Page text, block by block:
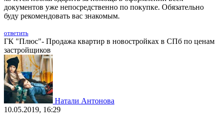
документов уже непосредственно по покупке. Обязательно
буду рекомендовать вас знакомым.
ответить
ГК "Плюс"- Продажа квартир в новостройках в СПб по ценам
застройщиков
Натали Антонова
10.05.2019, 16:29